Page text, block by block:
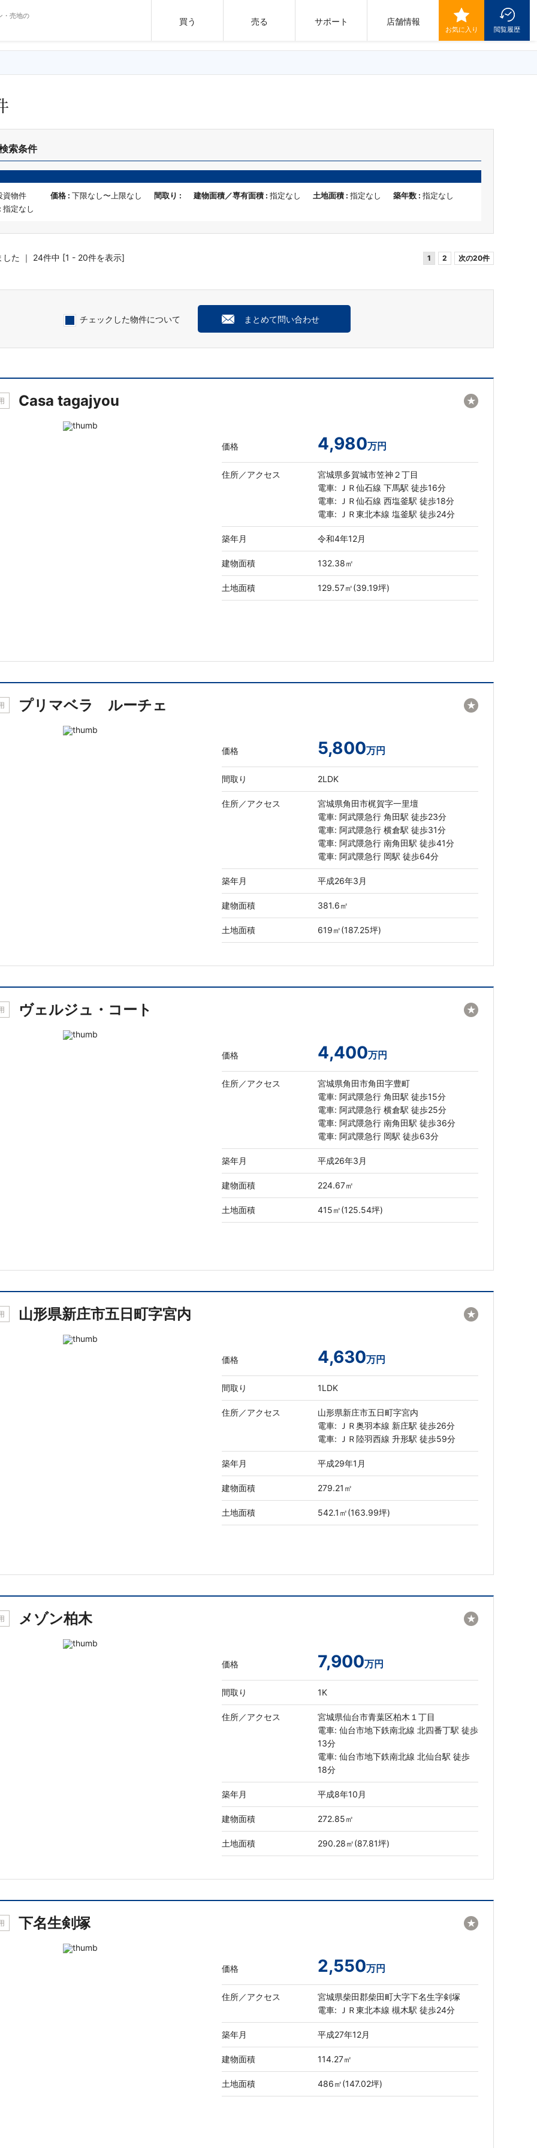
・売地の
買う 売る サポート 店舗情報
お気に入り 閲覧履歴
索条件
資物件 価格 : 下限なし〜上限なし 間取り : 建物面積／専有面積 : 指定なし 土地面積 : 指定なし 築年数 : 指定なし
指定なし
た ｜ 24件中 [1 - 20件を表示] 1 2 次の20件
チェックした物件について まとめて問い合わせ
Casa tagajyou
価格 4,980万円
住所／アクセス
宮城県多賀城市笠神２丁目
電車: ＪＲ仙石線 下馬駅 徒歩16分
電車: ＪＲ仙石線 西塩釜駅 徒歩18分
電車: ＪＲ東北本線 塩釜駅 徒歩24分
築年月 令和4年12月
建物面積 132.38㎡
土地面積 129.57㎡(39.19坪)
★
プリマベラ ルーチェ
価格 5,800万円
間取り 2LDK
住所／アクセス
宮城県角田市梶賀字一里壇
電車: 阿武隈急行 角田駅 徒歩23分
電車: 阿武隈急行 横倉駅 徒歩31分
電車: 阿武隈急行 南角田駅 徒歩41分
電車: 阿武隈急行 岡駅 徒歩64分
築年月 平成26年3月
建物面積 381.6㎡
土地面積 619㎡(187.25坪)
★
ヴェルジュ・コート
価格 4,400万円
住所／アクセス
宮城県角田市角田字豊町
電車: 阿武隈急行 角田駅 徒歩15分
電車: 阿武隈急行 横倉駅 徒歩25分
電車: 阿武隈急行 南角田駅 徒歩36分
電車: 阿武隈急行 岡駅 徒歩63分
築年月 平成26年3月
建物面積 224.67㎡
土地面積 415㎡(125.54坪)
★
山形県新庄市五日町字宮内
価格 4,630万円
間取り 1LDK
住所／アクセス
山形県新庄市五日町字宮内
電車: ＪＲ奥羽本線 新庄駅 徒歩26分
電車: ＪＲ陸羽西線 升形駅 徒歩59分
築年月 平成29年1月
建物面積 279.21㎡
土地面積 542.1㎡(163.99坪)
★
メゾン柏木
価格 7,900万円
間取り 1K
住所／アクセス
宮城県仙台市青葉区柏木１丁目
電車: 仙台市地下鉄南北線 北四番丁駅 徒歩
13分
電車: 仙台市地下鉄南北線 北仙台駅 徒歩
18分
築年月 平成8年10月
建物面積 272.85㎡
土地面積 290.28㎡(87.81坪)
★
下名生剣塚
価格 2,550万円
住所／アクセス
宮城県柴田郡柴田町大字下名生字剣塚
電車: ＪＲ東北本線 槻木駅 徒歩24分
築年月 平成27年12月
建物面積 114.27㎡
土地面積 486㎡(147.02坪)
★